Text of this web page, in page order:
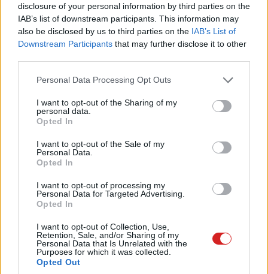
disclosure of your personal information by third parties on the
IAB’s list of downstream participants. This information may
also be disclosed by us to third parties on the IAB’s List of
Downstream Participants that may further disclose it to other
Please note that this website/app uses one or more Google
not limited to your visit or usage behaviour. You may click to
grant or deny consent to Google and its third-party tags to
use your data for below specified purposes in below Google
consent section.
Personal Data Processing Opt Outs
I want to opt-out of the Sharing of my
personal data.
Opted In
I want to opt-out of the Sale of my
Personal Data.
Opted In
I want to opt-out of processing my
Personal Data for Targeted Advertising.
Opted In
I want to opt-out of Collection, Use,
Retention, Sale, and/or Sharing of my
Personal Data that Is Unrelated with the
Purposes for which it was collected.
Opted Out
piaca az idei második negyedévben 27 százalékkal nőtt,
és az eladások közül 94 százalékot egyedül az Nvidia
zsebelt be. Ez 11,6 millió leszállított videókártyát jelent,
ami közel 30 százalékos ugrás az előző negyedévhez
4,7 százalékos növekedést produkálva.
A növekedés természetesen az AMD kárára történt,
amelynek részesedése 2 százalékponttal esett vissza 6
százalékon áll, így gyakorlatilag teljesen kiszorult a
piacról. A Steam legutóbbi hardverfelmérése is jól
tükrözi az Nvidia dominanciáját, ahol a gyártó közel 75
százalékos részesedést birtokol, és a tizenhárom
legjobban teljesítő GPU közül hét a frissen megjelent
Blackwell RTX 5000-es sorozatból került ki.